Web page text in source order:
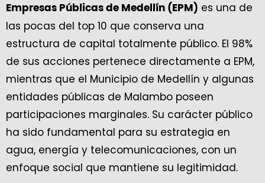
Empresas Públicas de Medellín (EPM) es una de
las pocas del top 10 que conserva una
estructura de capital totalmente público. El 98%
de sus acciones pertenece directamente a EPM,
mientras que el Municipio de Medellín y algunas
entidades públicas de Malambo poseen
participaciones marginales. Su carácter público
ha sido fundamental para su estrategia en
agua, energía y telecomunicaciones, con un
enfoque social que mantiene su legitimidad.